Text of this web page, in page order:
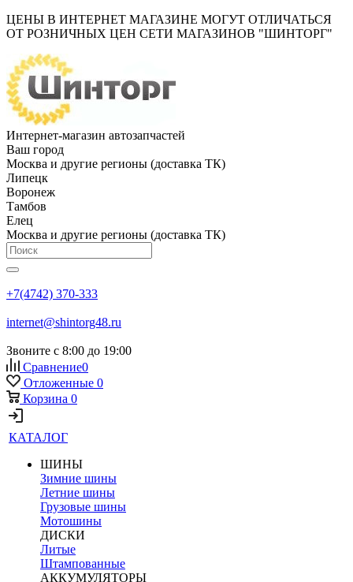
ЦЕНЫ В ИНТЕРНЕТ МАГАЗИНЕ МОГУТ ОТЛИЧАТЬСЯ
ОТ РОЗНИЧНЫХ ЦЕН СЕТИ МАГАЗИНОВ "ШИНТОРГ"
Интернет-магазин автозапчастей
Ваш город
Москва и другие регионы (доставка ТК)
Липецк
Воронеж
Тамбов
Елец
Москва и другие регионы (доставка ТК)
+7(4742) 370-333
internet@shintorg48.ru
Звоните с 8:00 до 19:00
Сравнение0
Отложенные 0
Корзина 0
КАТАЛОГ
ШИНЫ
Зимние шины
Летние шины
Грузовые шины
Мотошины
ДИСКИ
Литые
Штампованные
АККУМУЛЯТОРЫ